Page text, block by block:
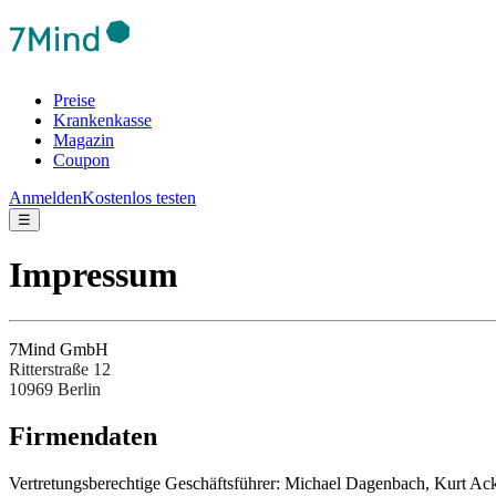
Preise
Krankenkasse
Magazin
Coupon
AnmeldenKostenlos testen
☰
Impressum
7Mind GmbH
Ritterstraße 12
10969 Berlin
Fir­men­da­ten
Ver­tre­tungs­be­rech­tige Ges­chäftsfüh­rer: Michael Dagenbach, Kurt